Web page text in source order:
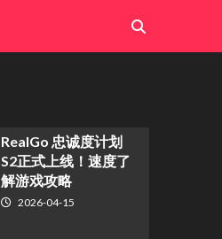
​RealGo 忠诚度计划
S2正式上线！速度了
解游戏攻略
2026-04-15